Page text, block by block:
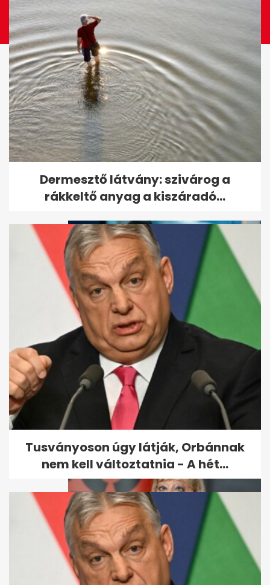
Magyar Honvédség: Nincs
helye sztrájknak
Felmentették a Honvéd
Vezérkar főnökét
Dermesztő látvány: szivárog a
rákkeltő anyag a kiszáradó...
Tusványoson úgy látják, Orbánnak
nem kell változtatnia - A hét...